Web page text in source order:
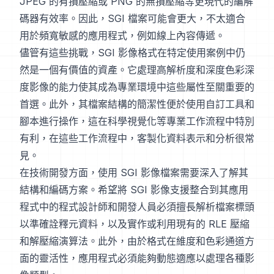
碼器有效率。因此，SGI 檔案可能會更大，不太適合
用於頻寬敏感的應用程式，例如線上內容傳遞。
儘管有這些挑戰，SGI 影像格式在特定使用案例中仍
然是一個有價值的資產。它處理高解析度和深度色彩深
度影像的能力使其成為專業環境中這些屬性至關重要的
首選。此外，其檔案結構的簡潔性便於使用自訂工具和
腳本進行操作，這在科學視覺化等專業工作流程中特別
有利，在這些工作流程中，客製化資料表示和分析很常
見。
在技術開發方面，使用 SGI 影像檔案需要深入了解其
結構和編碼方案。希望將 SGI 影像支援整合到其應用
程式中的程式設計師和開發人員必須擅長解析檔案標頭
以準確詮釋元資料，以及實作或利用現有的 RLE 壓縮
和解壓縮演算法。此外，由於格式在維度和色彩通道方
面的靈活性，應用程式必須能夠動態適應以處理各種影